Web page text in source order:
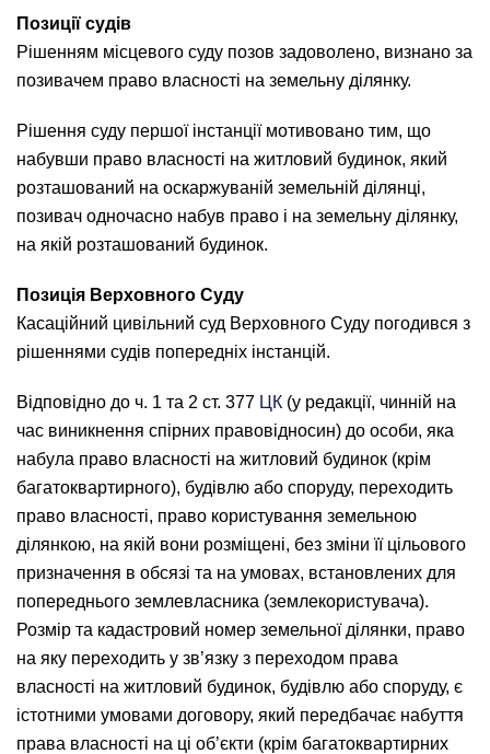
Позиції судів
Рішенням місцевого суду позов задоволено, визнано за
позивачем право власності на земельну ділянку.
Рішення суду першої інстанції мотивовано тим, що
набувши право власності на житловий будинок, який
розташований на оскаржуваній земельній ділянці,
позивач одночасно набув право і на земельну ділянку,
на якій розташований будинок.
Позиція Верховного Суду
Касаційний цивільний суд Верховного Суду погодився з
рішеннями судів попередніх інстанцій.
Відповідно до ч. 1 та 2 ст. 377 ЦК (у редакції, чинній на
час виникнення спірних правовідносин) до особи, яка
набула право власності на житловий будинок (крім
багатоквартирного), будівлю або споруду, переходить
право власності, право користування земельною
ділянкою, на якій вони розміщені, без зміни її цільового
призначення в обсязі та на умовах, встановлених для
попереднього землевласника (землекористувача).
Розмір та кадастровий номер земельної ділянки, право
на яку переходить у зв’язку з переходом права
власності на житловий будинок, будівлю або споруду, є
істотними умовами договору, який передбачає набуття
права власності на ці об’єкти (крім багатоквартирних